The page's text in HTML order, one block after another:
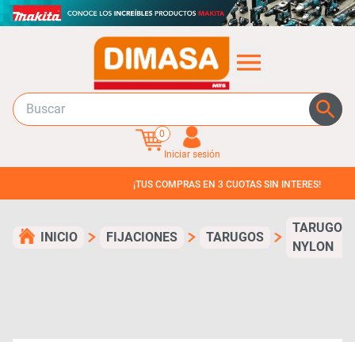
0
Iniciar sesión
¡TUS COMPRAS EN 3 CUOTAS SIN INTERES!
INICIO FIJACIONES TARUGOS
TARUGO
NYLON